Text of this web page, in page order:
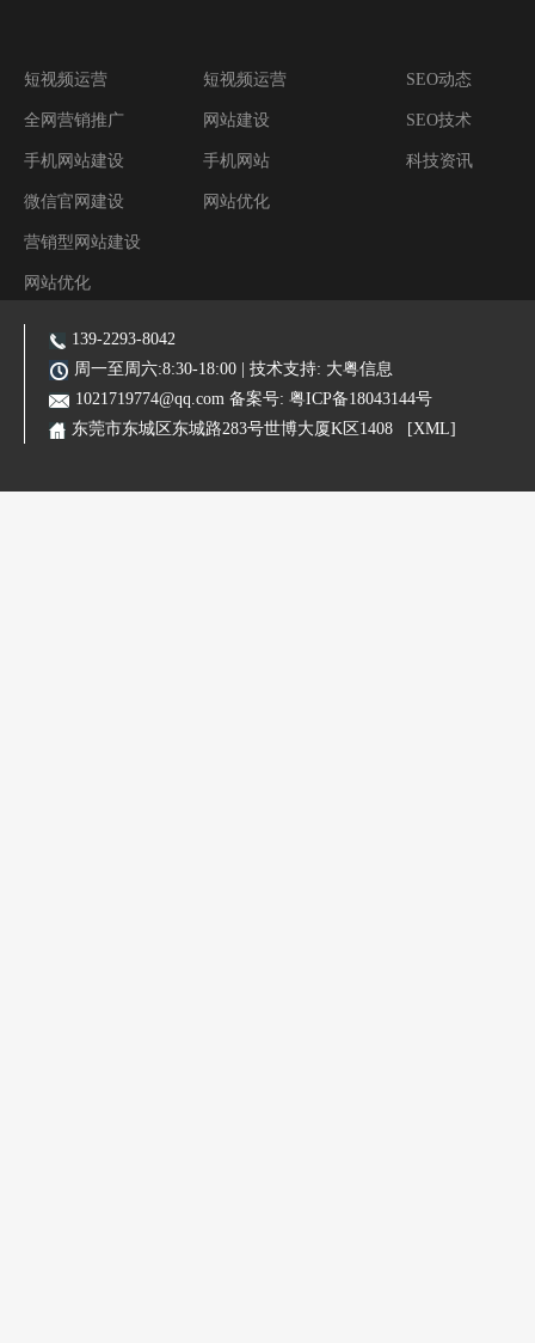
短视频运营
全网营销推广
手机网站建设
微信官网建设
营销型网站建设
网站优化
阿里装修运营
短视频运营
网站建设
手机网站
网站优化
SEO动态
SEO技术
科技资讯
主营业务:东莞网站建设|东莞网站优化|东莞SEO优化推广|品牌网站|手机网站|微信小程序|霸屏推广
139-2293-8042
周一至周六:8:30-18:00 | 技术支持: 大粤信息
1021719774@qq.com 备案号: 粤ICP备18043144号
东莞市东城区东城路283号世博大厦K区1408
[XML]